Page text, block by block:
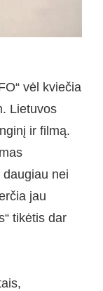
vėl kviečia
Lietuvos
ir filmą.
daugiau nei
jau
tikėtis dar